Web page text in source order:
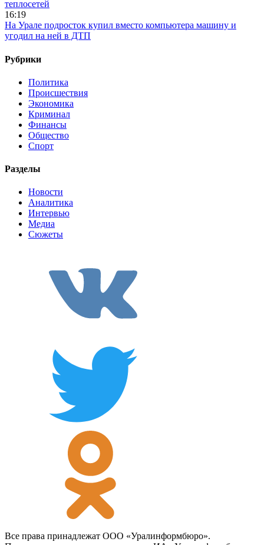
теплосетей
16:19
На Урале подросток купил вместо компьютера машину и
угодил на ней в ДТП
Рубрики
Политика
Происшествия
Экономика
Криминал
Финансы
Общество
Спорт
Разделы
Новости
Аналитика
Интервью
Медиа
Сюжеты
Все права принадлежат ООО «Уралинформбюро».